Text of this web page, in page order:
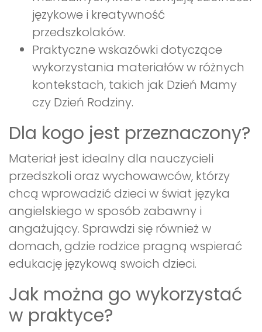
językowe i kreatywność
przedszkolaków.
Praktyczne wskazówki dotyczące
wykorzystania materiałów w różnych
kontekstach, takich jak Dzień Mamy
czy Dzień Rodziny.
Dla kogo jest przeznaczony?
Materiał jest idealny dla nauczycieli
przedszkoli oraz wychowawców, którzy
chcą wprowadzić dzieci w świat języka
angielskiego w sposób zabawny i
angażujący. Sprawdzi się również w
domach, gdzie rodzice pragną wspierać
edukację językową swoich dzieci.
Jak można go wykorzystać
w praktyce?